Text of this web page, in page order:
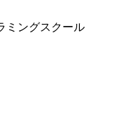
ミングスクール